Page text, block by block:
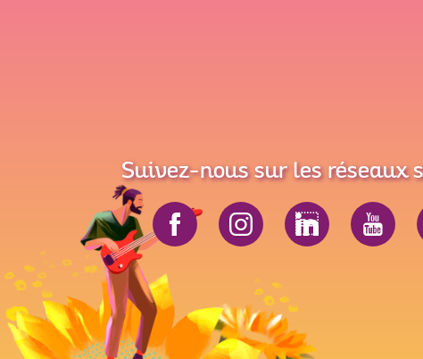
Suivez-nous sur les réseaux